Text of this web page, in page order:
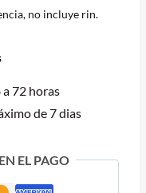
no incluye rin.
a 72 horas
de 7 dias
EL PAGO